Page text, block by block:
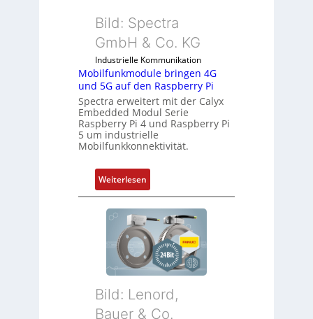
z
i
l
m
m
b
r
n
e
n
I
d
u
s
t
r
e
-
C
l
ä
s
s
t
s
c
h
Bild: Spectra
GmbH & Co. KG
Industrielle Kommunikation
Mobilfunkmodule bringen 4G
und 5G auf den Raspberry Pi
Spectra erweitert mit der Calyx
Embedded Modul Serie
Raspberry Pi 4 und Raspberry Pi
5 um industrielle
Mobilfunkkonnektivität.
Weiterlesen:
M
o
b
i
f
n
Bild: Lenord,
Bauer & Co.